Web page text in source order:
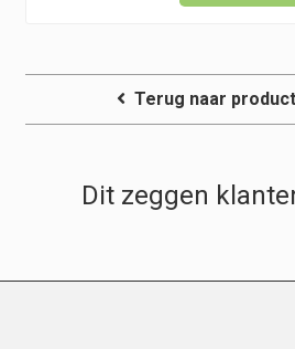
Terug naar
Dit zeggen